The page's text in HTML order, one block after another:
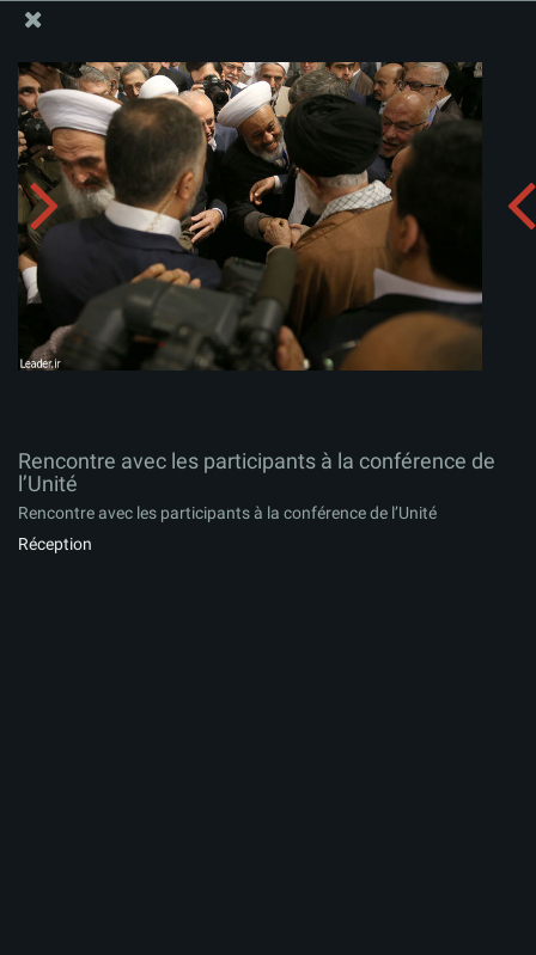
Rencontre avec les participants à la conférence de
l’Unité
Télécharger l'album:
Rencontre avec les participants à la conférence de
l’Unité
Rencontre avec les participants à la conférence de l’Unité
Réception